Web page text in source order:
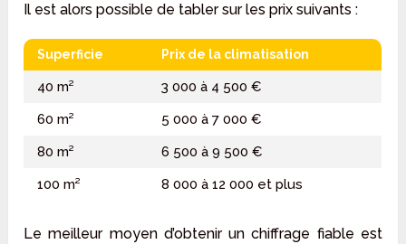
Il est alors possible de tabler sur les prix suivants :
Superficie Prix de la climatisation
40 m²
3 000 à 4 500 €
60 m²
5 000 à 7 000 €
80 m²
6 500 à 9 500 €
100 m²
8 000 à 12 000 et plus
Le meilleur moyen d’obtenir un chiffrage fiable est